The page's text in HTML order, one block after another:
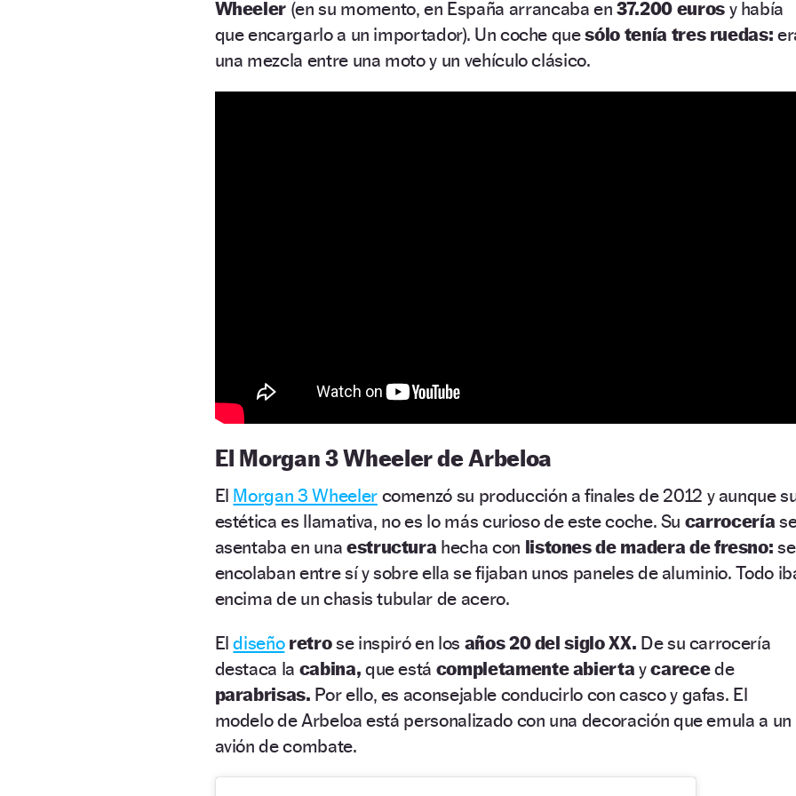
Wheeler (en su momento, en España arrancaba en37.200 eurosy había
que encargarlo a un importador). Un coche quesólo tenía tres ruedas:
una mezcla entre una moto y un vehículo clásico.
El Morgan 3 Wheeler de Arbeloa
El Morgan 3 Wheelercomenzó su producción a finales de 2012 y aunque
estética es llamativa, no es lo más curioso de este coche. Su carrocería
asentaba en una estructura hecha con listones de madera de fresno:se
encolaban entre sí y sobre ella se fijaban unos paneles de aluminio. Todo
encima de un chasis tubular de acero.
Eldiseño retrose inspiró en los años 20 del siglo XX. De su carrocería
destaca la cabina, que está completamente abierta ycarecede
parabrisas. Por ello, es aconsejable conducirlo con casco y gafas. El
modelo de Arbeloa está personalizado con una decoración que emula a un
avión de combate.